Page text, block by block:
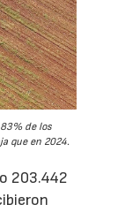
de los
que en 2024.
203.442